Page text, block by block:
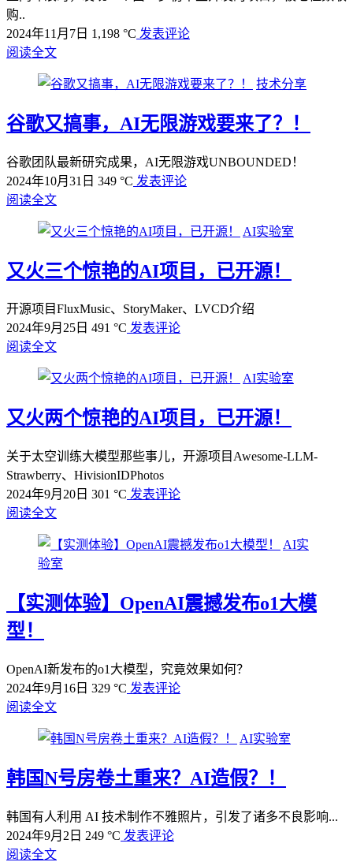
购..
2024年11月7日 1,198 °C 发表评论
阅读全文
技术分享
谷歌又搞事，AI无限游戏要来了？！
谷歌团队最新研究成果，AI无限游戏UNBOUNDED！
2024年10月31日 349 °C 发表评论
阅读全文
AI实验室
又火三个惊艳的AI项目，已开源！
开源项目FluxMusic、StoryMaker、LVCD介绍
2024年9月25日 491 °C 发表评论
阅读全文
AI实验室
又火两个惊艳的AI项目，已开源！
关于太空训练大模型那些事儿，开源项目Awesome-LLM-
Strawberry、HivisionIDPhotos
2024年9月20日 301 °C 发表评论
阅读全文
AI实
验室
【实测体验】OpenAI震撼发布o1大模
型！
OpenAI新发布的o1大模型，究竟效果如何？
2024年9月16日 329 °C 发表评论
阅读全文
AI实验室
韩国N号房卷土重来？AI造假？！
韩国有人利用 AI 技术制作不雅照片，引发了诸多不良影响...
2024年9月2日 249 °C 发表评论
阅读全文